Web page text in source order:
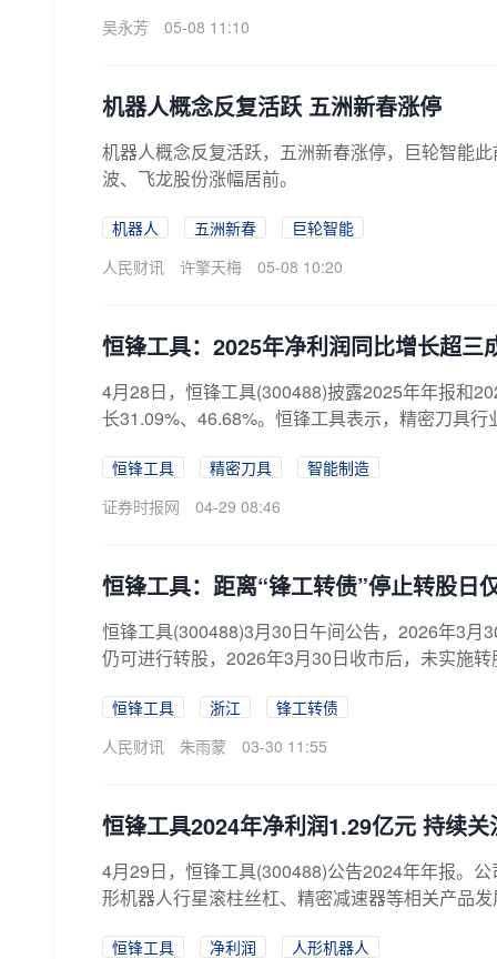
吴永芳
05-08 11:10
机器人概念反复活跃 五洲新春涨停
机器人概念反复活跃，五洲新春涨停，巨轮智能
波、飞龙股份涨幅居前。
机器人 五洲新春
巨轮智能
人民财讯
许擎天梅 05-08 10:20
恒锋工具：2025年净利润同比增长超
4月28日，恒锋工具(300488)披露2025年年报和
长31.09%、46.68%。恒锋工具表示，精密刀具
恒锋工具 精密刀具
智能制造
证券时报网
04-29 08:46
恒锋工具：距离“锋工转债”停止转股日
恒锋工具(300488)3月30日午间公告，2026年3月
仍可进行转股，2026年3月30日收市后，未实施转
恒锋工具 浙江
锋工转债
人民财讯
朱雨蒙 03-30 11:55
恒锋工具2024年净利润1.29亿元 持续
4月29日，恒锋工具(300488)公告2024年年报。
形机器人行星滚柱丝杠、精密减速器等相关产品
恒锋工具 净利润
人形机器人